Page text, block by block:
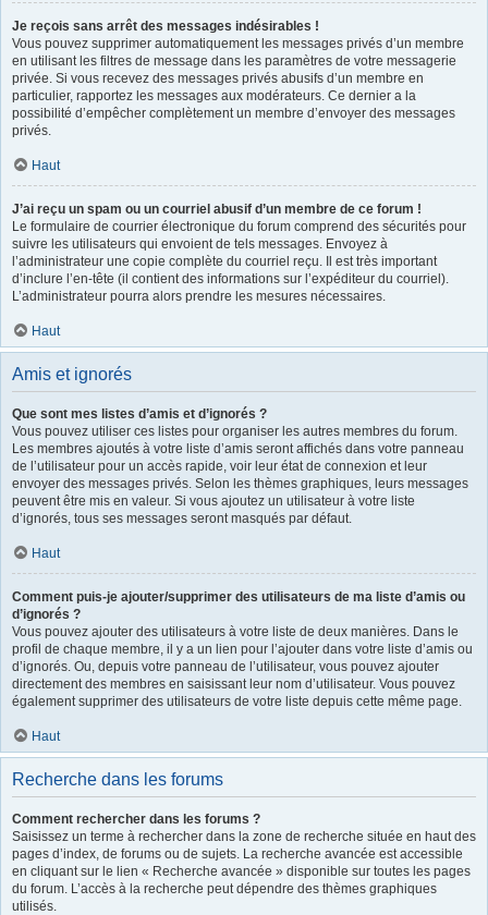
Je reçois sans arrêt des messages indésirables !
Vous pouvez supprimer automatiquement les messages privés d’un membre
en utilisant les filtres de message dans les paramètres de votre messagerie
privée. Si vous recevez des messages privés abusifs d’un membre en
particulier, rapportez les messages aux modérateurs. Ce dernier a la
possibilité d’empêcher complètement un membre d’envoyer des messages
privés.
Haut
J’ai reçu un spam ou un courriel abusif d’un membre de ce forum !
Le formulaire de courrier électronique du forum comprend des sécurités pour
suivre les utilisateurs qui envoient de tels messages. Envoyez à
l’administrateur une copie complète du courriel reçu. Il est très important
d’inclure l’en-tête (il contient des informations sur l’expéditeur du courriel).
L’administrateur pourra alors prendre les mesures nécessaires.
Haut
Amis et ignorés
Que sont mes listes d’amis et d’ignorés ?
Vous pouvez utiliser ces listes pour organiser les autres membres du forum.
Les membres ajoutés à votre liste d’amis seront affichés dans votre panneau
de l’utilisateur pour un accès rapide, voir leur état de connexion et leur
envoyer des messages privés. Selon les thèmes graphiques, leurs messages
peuvent être mis en valeur. Si vous ajoutez un utilisateur à votre liste
d’ignorés, tous ses messages seront masqués par défaut.
Haut
Comment puis-je ajouter/supprimer des utilisateurs de ma liste d’amis ou
d’ignorés ?
Vous pouvez ajouter des utilisateurs à votre liste de deux manières. Dans le
profil de chaque membre, il y a un lien pour l’ajouter dans votre liste d’amis ou
d’ignorés. Ou, depuis votre panneau de l’utilisateur, vous pouvez ajouter
directement des membres en saisissant leur nom d’utilisateur. Vous pouvez
également supprimer des utilisateurs de votre liste depuis cette même page.
Haut
Recherche dans les forums
Comment rechercher dans les forums ?
Saisissez un terme à rechercher dans la zone de recherche située en haut des
pages d’index, de forums ou de sujets. La recherche avancée est accessible
en cliquant sur le lien « Recherche avancée » disponible sur toutes les pages
du forum. L’accès à la recherche peut dépendre des thèmes graphiques
utilisés.